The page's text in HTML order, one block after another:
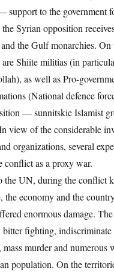
support to the government
Syrian opposition
the Gulf monarchies. On
are Shiite militias (in
as well as Pro-
(National defence
— sunnitskie Islamist
view of the considerable
organizations, several
conflict as a proxy war.
the UN, during the conflict
the economy and the
enormous damage.
bitter fighting,
murder and numerous
population. On the